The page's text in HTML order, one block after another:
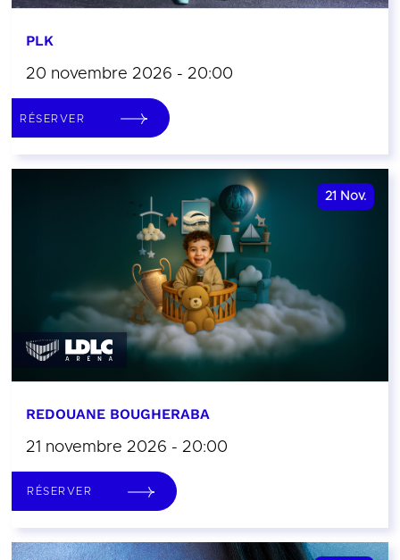
PLK
20 novembre 2026 - 20:00
RÉSERVER
21 Nov.
REDOUANE BOUGHERABA
21 novembre 2026 - 20:00
RÉSERVER